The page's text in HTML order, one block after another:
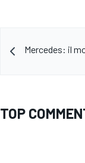
ENDURANCE/GT
Mercedes: il
TOP